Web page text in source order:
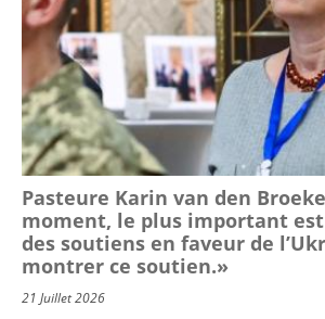
Pasteure Karin van den
moment, le plus important
des soutiens en faveur de
montrer ce soutien.»
21 Juillet 2026